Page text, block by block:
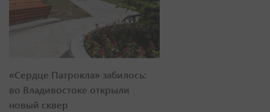
«Сердце Патрокла» забилось:
во Владивостоке открыли
новый сквер